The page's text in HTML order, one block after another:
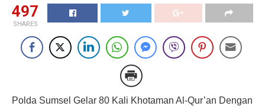
497
SHARES
Polda Sumsel Gelar 80 Kali Khotaman Al-Qur’an Dengan